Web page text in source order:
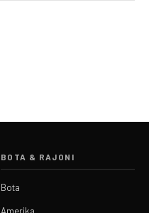
BOTA & RAJONI
Bota
Amerika